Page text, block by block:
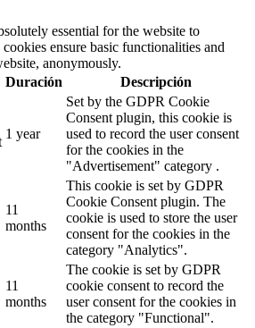
essential for the website to
ensure basic functionalities and
anonymously.
Duración Descripción
1 year
Set by the GDPR Cookie
Consent plugin, this cookie is
used to record the user consent
for the cookies in the
"Advertisement" category .
11
months
This cookie is set by GDPR
Cookie Consent plugin. The
cookie is used to store the user
consent for the cookies in the
category "Analytics".
11
months
The cookie is set by GDPR
cookie consent to record the
user consent for the cookies in
the category "Functional".